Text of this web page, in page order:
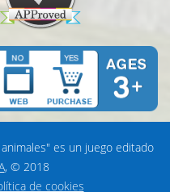
es un juego editado
, © 2018
de cookies